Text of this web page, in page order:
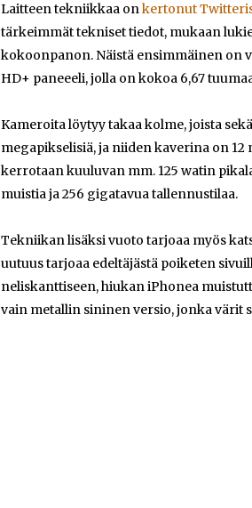
Laitteen tekniikkaa onkertonut
tärkeimmät tekniset tiedot, mukaan
kokoonpanon. Näistä ensimmäinen on
HD+ paneeeli, jolla on kokoa 6,67
Kameroita löytyy takaa kolme, joista
megapikselisiä, ja niiden kaverina on
kerrotaan kuuluvan mm. 125 watin
muistia ja 256 gigatavua tallennustilaa.
Tekniikan lisäksi vuoto tarjoaa myös
uutuus tarjoaa edeltäjästä poiketen
neliskanttiseen, hiukan iPhonea
vain metallin sininen versio, jonka värit